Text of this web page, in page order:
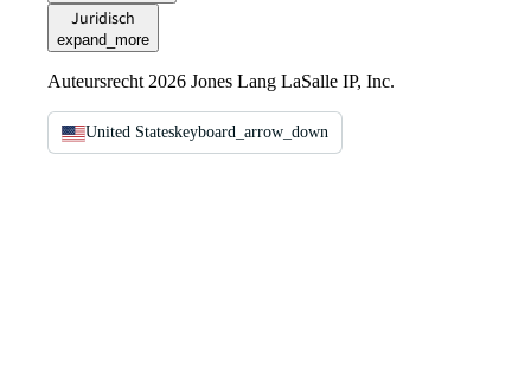
Juridisch
expand_more
Auteursrecht 2026 Jones Lang LaSalle IP, Inc.
United Stateskeyboard_arrow_down